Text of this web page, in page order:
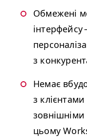
Обмежені
з
Немає
з клієнтами
цьому